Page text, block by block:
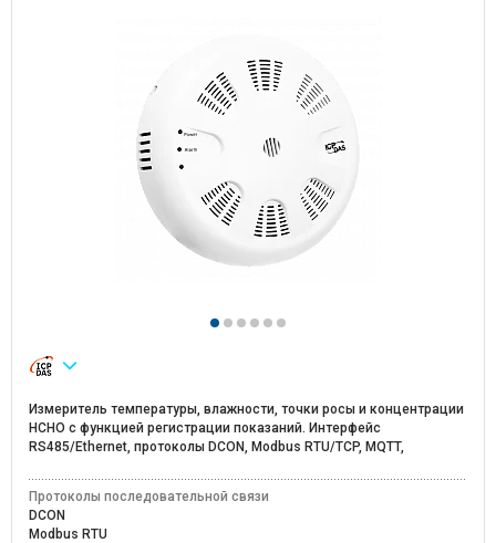
Измеритель температуры, влажности, точки росы и концентрации
HCHO с функцией регистрации показаний. Интерфейс
RS485/Ethernet, протоколы DCON, Modbus RTU/TCP, MQTT,
Протоколы последовательной связи
DCON
Modbus RTU